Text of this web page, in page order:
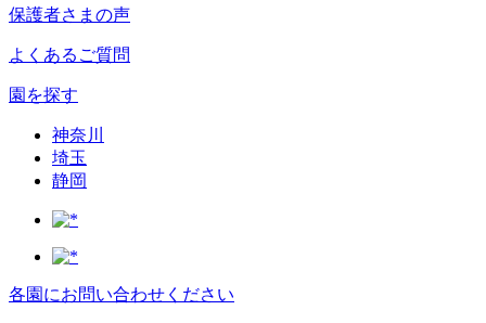
保護者さまの声
よくあるご質問
園を探す
神奈川
埼玉
静岡
各園にお問い合わせください